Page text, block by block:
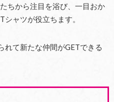
ちから注目を浴び、一目おか
ャツが役立ちます。
れて新たな仲間がGETできる